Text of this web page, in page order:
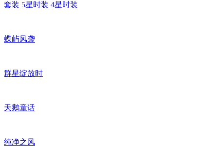
套装 5星时装 4星时装
蝶屿风袭
群星绽放时
天鹅童话
纯净之风